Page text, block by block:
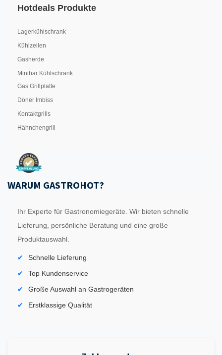
Hotdeals Produkte
Lagerkühlschrank
Kühlzellen
Gasherde
Minibar Kühlschrank
Gas Grillplatte
Döner Imbiss
Kontaktgrills
Hähnchengrill
WARUM GASTROHOT?
Ihr Experte für Gastronomiegeräte. Wir bieten schnelle
Lieferung, persönliche Beratung und eine große
Produktauswahl.
Schnelle Lieferung
Top Kundenservice
Große Auswahl an Gastrogeräten
Erstklassige Qualität